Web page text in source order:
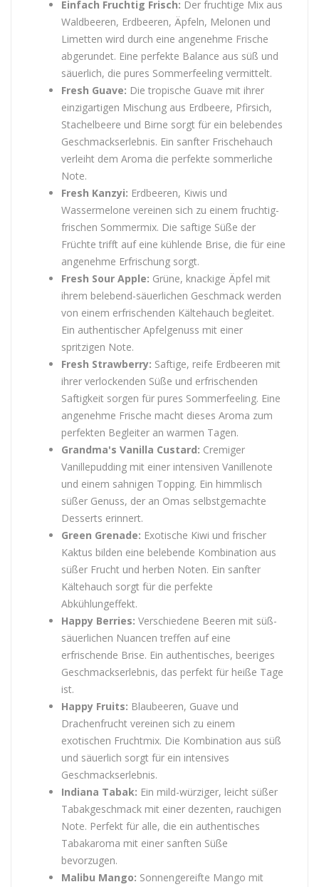
Einfach Fruchtig Frisch: Der fruchtige Mix aus
Waldbeeren, Erdbeeren, Äpfeln, Melonen und
Limetten wird durch eine angenehme Frische
abgerundet. Eine perfekte Balance aus süß und
säuerlich, die pures Sommerfeeling vermittelt.
Fresh Guave: Die tropische Guave mit ihrer
einzigartigen Mischung aus Erdbeere, Pfirsich,
Stachelbeere und Birne sorgt für ein belebendes
Geschmackserlebnis. Ein sanfter Frischehauch
verleiht dem Aroma die perfekte sommerliche
Note.
Fresh Kanzyi: Erdbeeren, Kiwis und
Wassermelone vereinen sich zu einem fruchtig-
frischen Sommermix. Die saftige Süße der
Früchte trifft auf eine kühlende Brise, die für eine
angenehme Erfrischung sorgt.
Fresh Sour Apple: Grüne, knackige Äpfel mit
ihrem belebend-säuerlichen Geschmack werden
von einem erfrischenden Kältehauch begleitet.
Ein authentischer Apfelgenuss mit einer
spritzigen Note.
Fresh Strawberry: Saftige, reife Erdbeeren mit
ihrer verlockenden Süße und erfrischenden
Saftigkeit sorgen für pures Sommerfeeling. Eine
angenehme Frische macht dieses Aroma zum
perfekten Begleiter an warmen Tagen.
Grandma's Vanilla Custard: Cremiger
Vanillepudding mit einer intensiven Vanillenote
und einem sahnigen Topping. Ein himmlisch
süßer Genuss, der an Omas selbstgemachte
Desserts erinnert.
Green Grenade: Exotische Kiwi und frischer
Kaktus bilden eine belebende Kombination aus
süßer Frucht und herben Noten. Ein sanfter
Kältehauch sorgt für die perfekte
Abkühlungeffekt.
Happy Berries: Verschiedene Beeren mit süß-
säuerlichen Nuancen treffen auf eine
erfrischende Brise. Ein authentisches, beeriges
Geschmackserlebnis, das perfekt für heiße Tage
ist.
Happy Fruits: Blaubeeren, Guave und
Drachenfrucht vereinen sich zu einem
exotischen Fruchtmix. Die Kombination aus süß
und säuerlich sorgt für ein intensives
Geschmackserlebnis.
Indiana Tabak: Ein mild-würziger, leicht süßer
Tabakgeschmack mit einer dezenten, rauchigen
Note. Perfekt für alle, die ein authentisches
Tabakaroma mit einer sanften Süße
bevorzugen.
Malibu Mango: Sonnengereifte Mango mit